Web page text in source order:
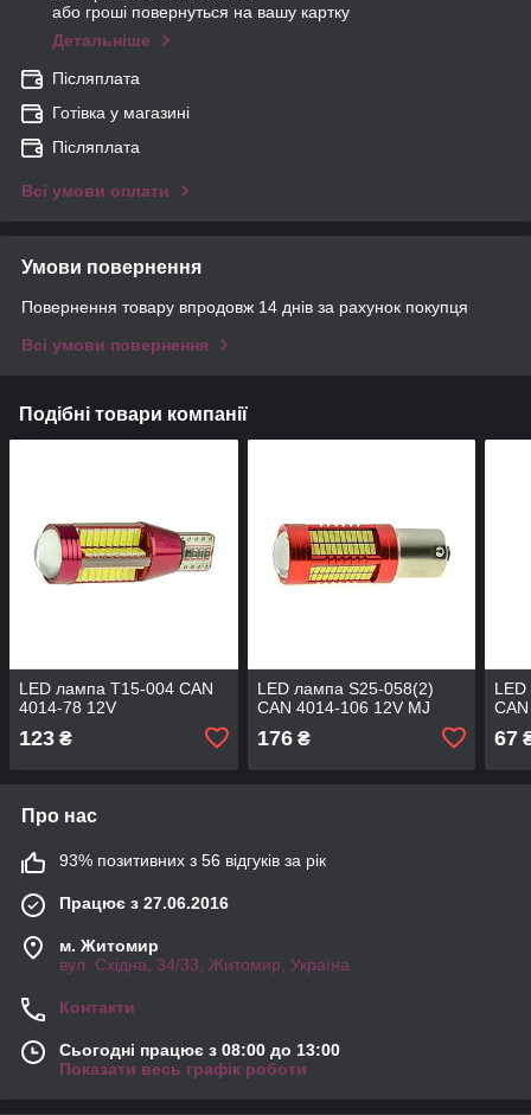
або гроші повернуться на вашу картку
Детальніше
Післяплата
Готівка у магазині
Післяплата
Всі умови оплати
Умови повернення
Повернення товару впродовж 14 днів за рахунок покупця
Всі умови повернення
Подібні товари компанії
LED лампа T15-004 CAN
4014-78 12V
123 ₴
LED лампа S25-058(2)
CAN 4014-106 12V MJ
176₴ 67
Про нас
93% позитивних з 56 відгуків за рік
Працює з 27.06.2016
м. Житомир
вул. Східна, 34/33, Житомир, Україна
Контакти
Сьогодні працює з 08:00 до 13:00
Показати весь графік роботи